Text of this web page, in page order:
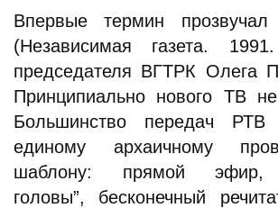
Впервые термин
(Независимая газета.
председателя ВГТРК Олега
Принципиально нового ТВ
Большинство передач
единому архаичному
шаблону: прямой эфир,
головы”, бесконечный